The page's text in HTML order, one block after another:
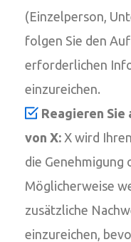
(Einzelperson,
folgen Sie den
erforderlichen
einzureichen.
Reagieren
von X: X wird
die
Möglicherweise
zusätzliche
einzureichen,